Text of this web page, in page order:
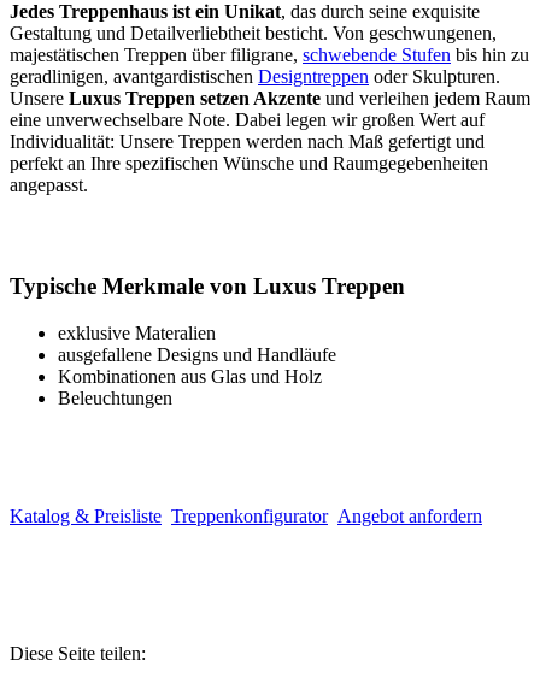
Jedes Treppenhaus ist ein Unikat, das durch seine exquisite
Gestaltung und Detailverliebtheit besticht. Von geschwungenen,
majestätischen Treppen über filigrane, schwebende Stufen bis hin zu
geradlinigen, avantgardistischen Designtreppen oder Skulpturen.
Unsere Luxus Treppen setzen Akzente und verleihen jedem Raum
eine unverwechselbare Note. Dabei legen wir großen Wert auf
Individualität: Unsere Treppen werden nach Maß gefertigt und
perfekt an Ihre spezifischen Wünsche und Raumgegebenheiten
angepasst.
Typische Merkmale von Luxus Treppen
exklusive Materalien
ausgefallene Designs und Handläufe
Kombinationen aus Glas und Holz
Beleuchtungen
Katalog & Preisliste Treppenkonfigurator Angebot anfordern
Diese Seite teilen: